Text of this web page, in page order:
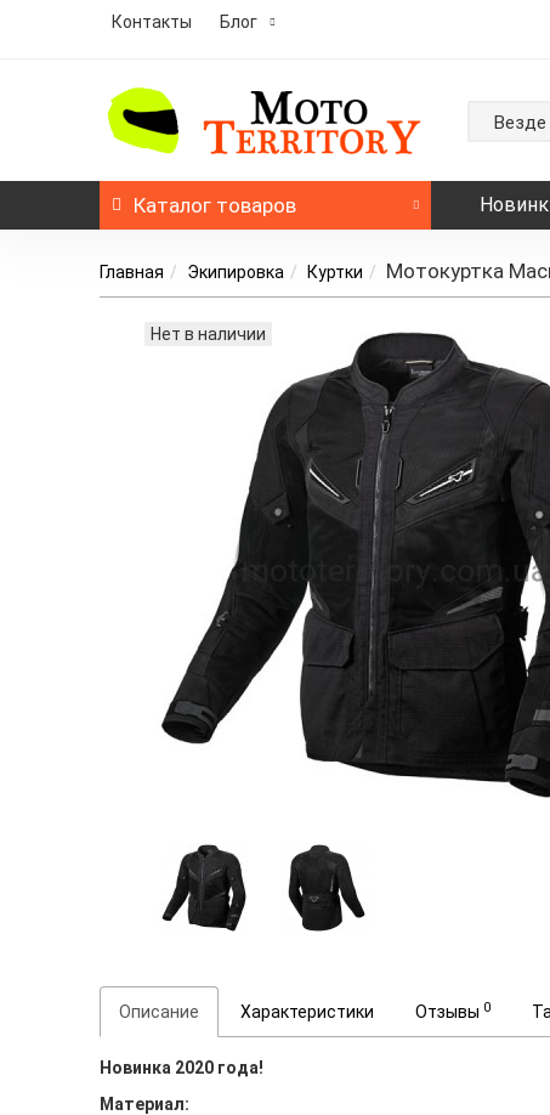
Контакты Блог
Везде
Каталог товаров
Главная Экипировка Куртки Мотокуртка
Нет в наличии
Описание Характеристики Отзывы 0
Новинка 2020 года!
Материал: